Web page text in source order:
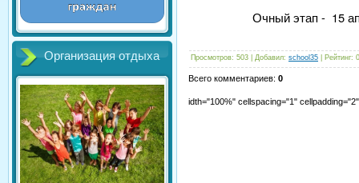
Организация отдыха
Очный этап - 15
Просмотров: 503 Добавил: school35 Рейтинг:
Всего комментариев: 0
idth="100%" cellspacing="1"